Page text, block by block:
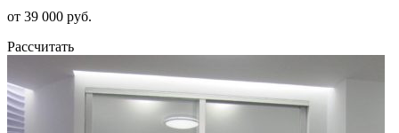
от 39 000 руб.
Рассчитать